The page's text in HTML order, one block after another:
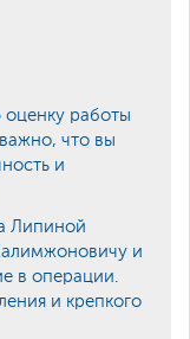
оценку работы
что вы
и
Липиной
и
в операции.
и крепкого